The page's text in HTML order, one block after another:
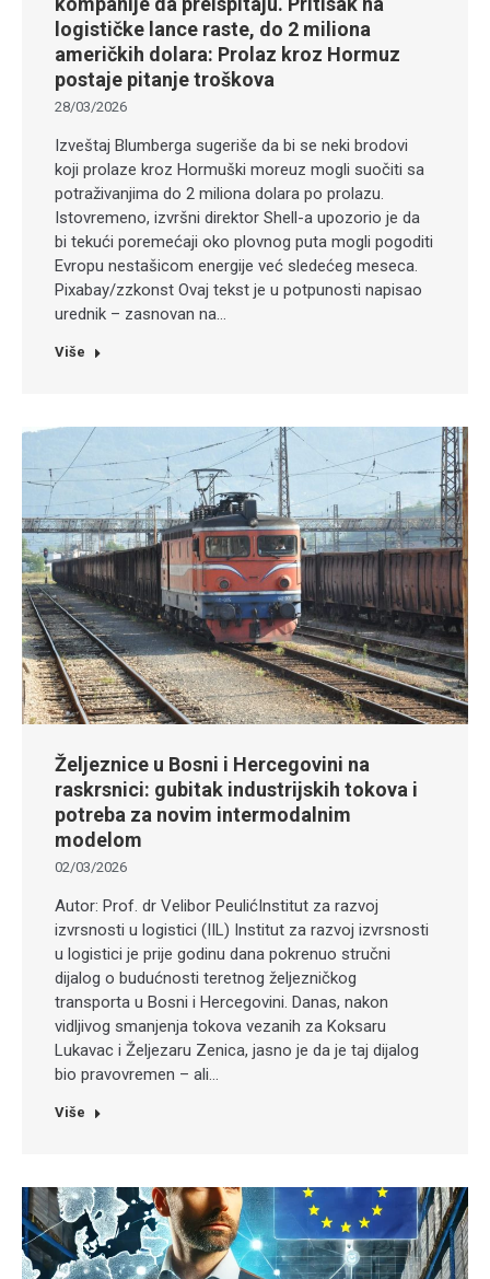
logističke lance raste, do 2 miliona
američkih dolara: Prolaz kroz Hormuz
postaje pitanje troškova
28/03/2026
Izveštaj Blumberga sugeriše da bi se neki brodovi
koji prolaze kroz Hormuški moreuz mogli suočiti sa
potraživanjima do 2 miliona dolara po prolazu.
Istovremeno, izvršni direktor Shell-a upozorio je da
bi tekući poremećaji oko plovnog puta mogli pogoditi
Evropu nestašicom energije već sledećeg meseca.
Pixabay/zzkonst Ovaj tekst je u potpunosti napisao
urednik – zasnovan na…
Više
Željeznice u Bosni i Hercegovini na
raskrsnici: gubitak industrijskih tokova i
potreba za novim intermodalnim
modelom
02/03/2026
Autor: Prof. dr Velibor PeulićInstitut za razvoj
izvrsnosti u logistici (IIL) Institut za razvoj izvrsnosti
u logistici je prije godinu dana pokrenuo stručni
dijalog o budućnosti teretnog željezničkog
transporta u Bosni i Hercegovini. Danas, nakon
vidljivog smanjenja tokova vezanih za Koksaru
Lukavac i Željezaru Zenica, jasno je da je taj dijalog
bio pravovremen – ali…
Više